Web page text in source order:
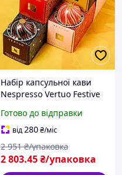
Набір капсульної кави
Nespresso Vertuo Festive
подорож смаку (Limited
Edition), 40 капсул
Готово до відправки
від280₴/міс
2 803.45₴/упаковка
2 951 ₴/упаковка